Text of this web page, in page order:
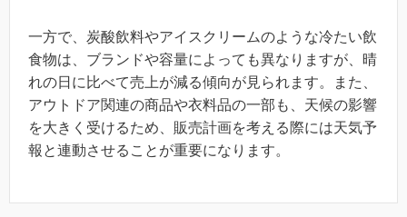
一方で、炭酸飲料やアイスクリームのような冷たい飲
食物は、ブランドや容量によっても異なりますが、晴
れの日に比べて売上が減る傾向が見られます。また、
アウトドア関連の商品や衣料品の一部も、天候の影響
を大きく受けるため、販売計画を考える際には天気予
報と連動させることが重要になります。